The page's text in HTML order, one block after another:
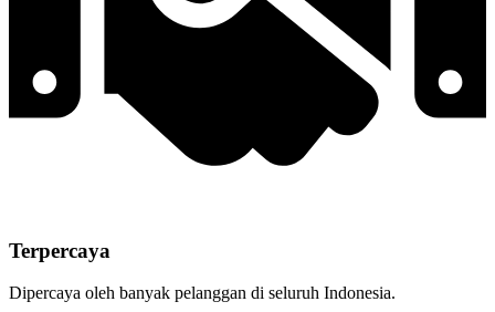
Terpercaya
Dipercaya oleh banyak pelanggan di seluruh Indonesia.